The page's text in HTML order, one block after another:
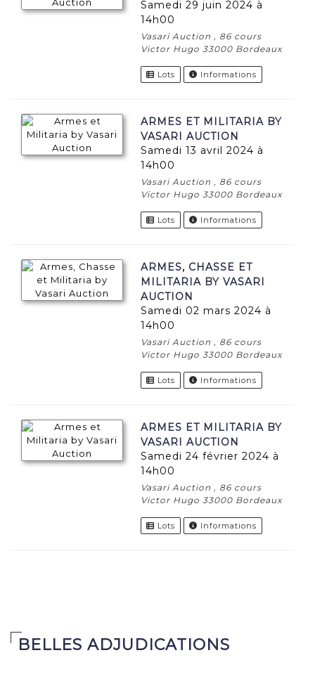
samedi 29 juin 2024 à
14h00
Vasari Auction , 86 cours
Victor Hugo 33000 Bordeaux
Lots Informations
ARMES ET MILITARIA BY
VASARI AUCTION
samedi 13 avril 2024 à
14h00
Vasari Auction , 86 cours
Victor Hugo 33000 Bordeaux
Lots Informations
ARMES, CHASSE ET
MILITARIA BY VASARI
AUCTION
samedi 02 mars 2024 à
14h00
Vasari Auction , 86 cours
Victor Hugo 33000 Bordeaux
Lots Informations
ARMES ET MILITARIA BY
VASARI AUCTION
samedi 24 février 2024 à
14h00
Vasari Auction , 86 cours
Victor Hugo 33000 Bordeaux
Lots Informations
BELLES ADJUDICATIONS